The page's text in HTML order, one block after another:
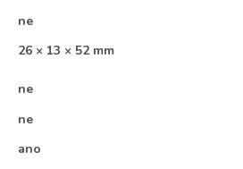
ne
26 × 13 × 52 mm
ne
ne
ano